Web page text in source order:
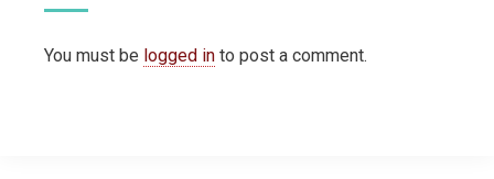
You must be logged in to post a comment.